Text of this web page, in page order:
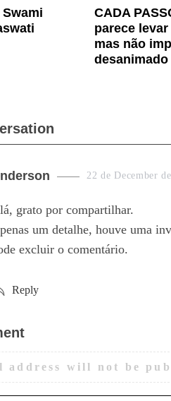
CADA
parece
mas não
desanimado
22 de December
grato por compartilhar.
um detalhe, houve uma
excluir o comentário.
Reply
address will not be